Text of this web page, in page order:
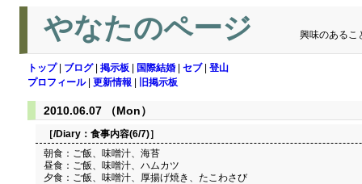
やなたのページ 興味のあるこ
トップ| ブログ| 掲示板 国際結婚 セブ| 登山
プロフィール| 更新情報 旧掲示板
2010.06.07 （Mon）
［/Diary： 食事内容(6/7)］
朝食：ご飯、味噌汁、海苔
昼食：ご飯、味噌汁、ハムカツ
夕食：ご飯、味噌汁、厚揚げ焼き、たこわさび